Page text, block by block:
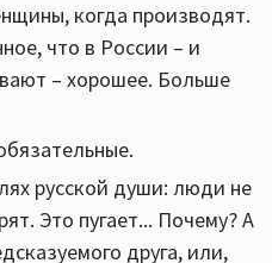
когда производят.
что в России – и
– хорошее. Больше
русской души: люди не
Это пугает... Почему? А
друга, или,